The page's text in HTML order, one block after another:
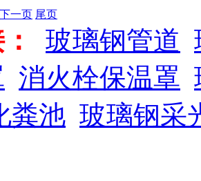
下一页 尾页
玻璃钢管道
消火栓保温罩
粪池 玻璃钢采